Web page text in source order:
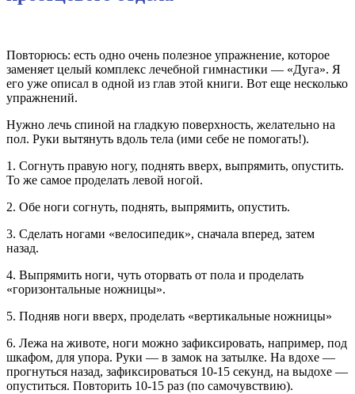
Повторюсь: есть одно очень полезное упражнение, которое
заменяет целый комплекс лечебной гимнастики — «Дуга». Я
его уже описал в одной из глав этой книги. Вот еще несколько
упражнений.
Нужно лечь спиной на гладкую поверхность, желательно на
пол. Руки вытянуть вдоль тела (ими себе не помогать!).
1. Согнуть правую ногу, поднять вверх, выпрямить, опустить.
То же самое проделать левой ногой.
2. Обе ноги согнуть, поднять, выпрямить, опустить.
3. Сделать ногами «велосипедик», сначала вперед, затем
назад.
4. Выпрямить ноги, чуть оторвать от пола и проделать
«горизонтальные ножницы».
5. Подняв ноги вверх, проделать «вертикальные ножницы»
6. Лежа на животе, ноги можно зафиксировать, например, под
шкафом, для упора. Руки — в замок на затылке. На вдохе —
прогнуться назад, зафиксироваться 10-15 секунд, на выдохе —
опуститься. Повторить 10-15 раз (по самочувствию).